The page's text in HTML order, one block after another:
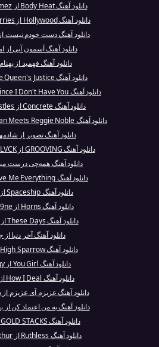
دانلود آهنگ Body Heat از Selena Gomez
دانلود آهنگ Hollywood از The Cranberries
دانلود آهنگ دست خودم نیست
دانلود آهنگ آسمون آبی از
دانلود آهنگ فهمید از
دانلود آهنگ The Queen's Justice از کیو ای
دانلود آهنگ Since I Don't Have You از Guns N' R...
دانلود آهنگ Concrete از Crystal Castles
دانلود آهنگ Redman Meets Reggie Noble از Redman
دانلود آهنگ تصویر از
دانلود آهنگ GROOVING از ODUMODUBLVCK
دانلود آهنگ همه‌چی درست
دانلود آهنگ Give Me Everything از Pitbull
دانلود آهنگ Spaceship از Kesha
دانلود آهنگ Horns از Tech N9ne
دانلود آهنگ These Days از Bon Jovi
دانلود آهنگ آخر دنیا از
دانلود آهنگ High Sparrow از کیو ای
دانلود آهنگ You Girl از Shaggy
دانلود آهنگ How I Deal از Dwele
دانلود آهنگ عزیزم آی عزیزم
دانلود آهنگ به من اعتماد کن از
دانلود آهنگ GOLD STACKS از Future
دانلود آهنگ Ruthless از James Arthur